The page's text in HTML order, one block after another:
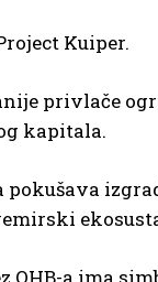
Kuiper.
privlače
kapitala.
pokušava
OHB-a ima